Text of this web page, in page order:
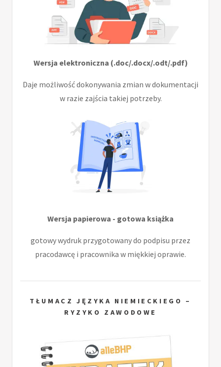
Wersja elektroniczna (.doc/.docx/.odt/.pdf)
Daje możliwość dokonywania zmian w dokumentacji
w razie zajścia takiej potrzeby.
Wersja papierowa - gotowa książka
gotowy wydruk przygotowany do podpisu przez
pracodawcę i pracownika w miękkiej oprawie.
TŁUMACZ JĘZYKA NIEMIECKIEGO –
RYZYKO ZAWODOWE